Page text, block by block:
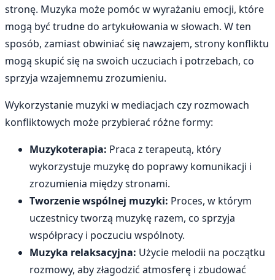
stronę. Muzyka może pomóc w wyrażaniu emocji, które
mogą być trudne do artykułowania w słowach. W ten
sposób, zamiast obwiniać się nawzajem, strony konfliktu
mogą skupić się na swoich uczuciach i potrzebach, co
sprzyja wzajemnemu zrozumieniu.
Wykorzystanie muzyki w mediacjach czy rozmowach
konfliktowych może przybierać różne formy:
Muzykoterapia: Praca z terapeutą, który
wykorzystuje muzykę do poprawy komunikacji i
zrozumienia między stronami.
Tworzenie wspólnej muzyki: Proces, w którym
uczestnicy tworzą muzykę razem, co sprzyja
współpracy i poczuciu wspólnoty.
Muzyka relaksacyjna: Użycie melodii na początku
rozmowy, aby złagodzić atmosferę i zbudować